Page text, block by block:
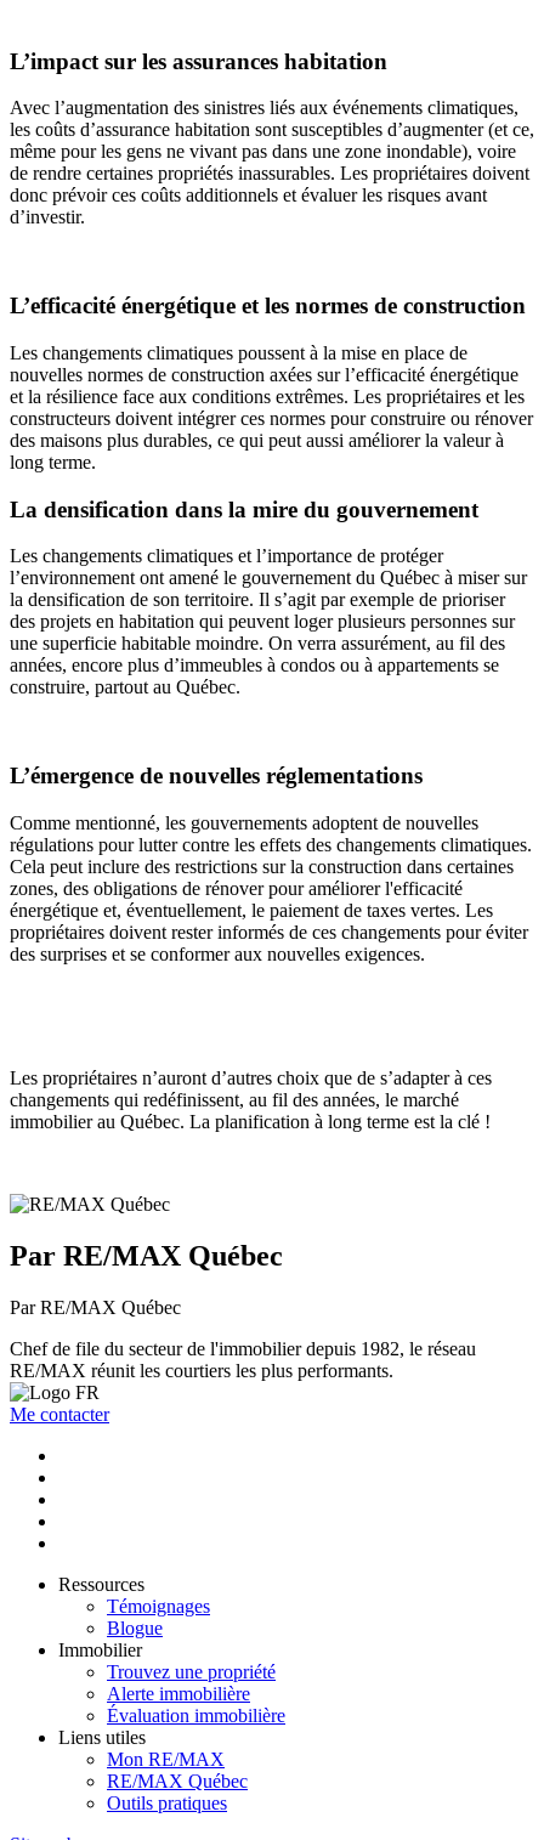
L’impact sur les assurances habitation
Avec l’augmentation des sinistres liés aux événements climatiques,
les coûts d’assurance habitation sont susceptibles d’augmenter (et ce,
même pour les gens ne vivant pas dans une zone inondable), voire
de rendre certaines propriétés inassurables. Les propriétaires doivent
donc prévoir ces coûts additionnels et évaluer les risques avant
d’investir.
L’efficacité énergétique et les normes de construction
Les changements climatiques poussent à la mise en place de
nouvelles normes de construction axées sur l’efficacité énergétique
et la résilience face aux conditions extrêmes. Les propriétaires et les
constructeurs doivent intégrer ces normes pour construire ou rénover
des maisons plus durables, ce qui peut aussi améliorer la valeur à
long terme.
La densification dans la mire du gouvernement
Les changements climatiques et l’importance de protéger
l’environnement ont amené le gouvernement du Québec à miser sur
la densification de son territoire. Il s’agit par exemple de prioriser
des projets en habitation qui peuvent loger plusieurs personnes sur
une superficie habitable moindre. On verra assurément, au fil des
années, encore plus d’immeubles à condos ou à appartements se
construire, partout au Québec.
L’émergence de nouvelles réglementations
Comme mentionné, les gouvernements adoptent de nouvelles
régulations pour lutter contre les effets des changements climatiques.
Cela peut inclure des restrictions sur la construction dans certaines
zones, des obligations de rénover pour améliorer l'efficacité
énergétique et, éventuellement, le paiement de taxes vertes. Les
propriétaires doivent rester informés de ces changements pour éviter
des surprises et se conformer aux nouvelles exigences.
Les propriétaires n’auront d’autres choix que de s’adapter à ces
changements qui redéfinissent, au fil des années, le marché
immobilier au Québec. La planification à long terme est la clé !
Par RE/MAX Québec
Par RE/MAX Québec
Chef de file du secteur de l'immobilier depuis 1982, le réseau
RE/MAX réunit les courtiers les plus performants.
Me contacter
Ressources
Témoignages
Blogue
Immobilier
Trouvez une propriété
Alerte immobilière
Évaluation immobilière
Liens utiles
Mon RE/MAX
RE/MAX Québec
Outils pratiques